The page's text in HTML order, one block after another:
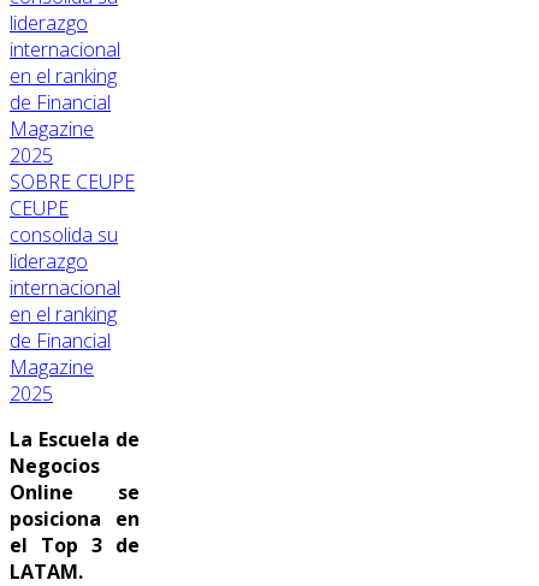
SOBRE CEUPE
CEUPE
consolida su
liderazgo
internacional
en el ranking
de Financial
Magazine
2025
La Escuela de
Negocios
Online se
posiciona en
el Top 3 de
LATAM.